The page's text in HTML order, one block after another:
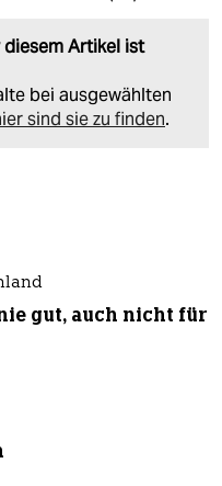
Artikel ist
bei ausgewählten
sind sie zu finden.
gut, auch nicht für